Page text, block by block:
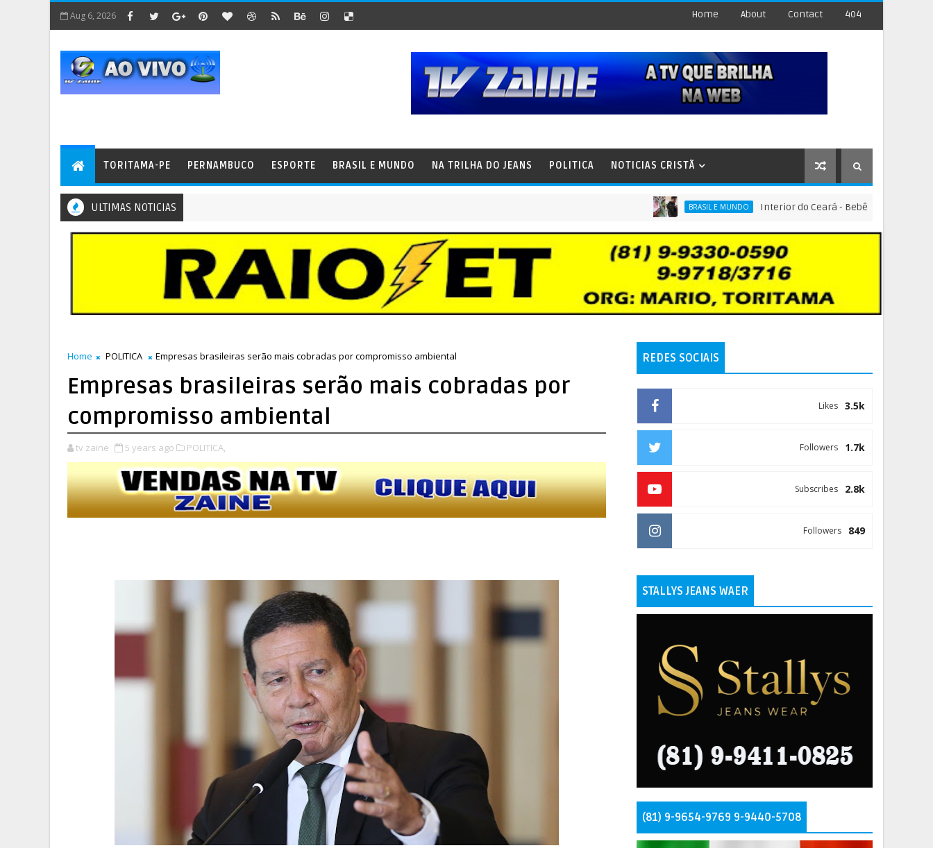
Aug 6, 2026 Home About Contact 404
TORITAMA-PE PERNAMBUCO ESPORTE BRASIL E MUNDO NA TRILHA DO JEANS POLITICA NOTICIAS CRISTÃ
ULTIMAS NOTICIAS BRASIL E MUNDO Interior do Ceará - Bebê é encontrado dentro
Home POLITICA Empresas brasileiras serão mais cobradas por compromisso ambiental
Empresas brasileiras serão mais cobradas por
compromisso ambiental
tv zaine 5 years ago POLITICA,
REDES SOCIAIS
3.5k
Likes
1.7k
Followers
2.8k
Subscribes
849
Followers
STALLYS JEANS WAER
(81) 9-9654-9769 9-9440-5708